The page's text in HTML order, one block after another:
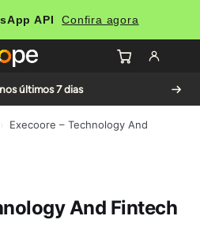
API Confira agora
últimos 7 dias
Execoore – Technology And
And Fintech